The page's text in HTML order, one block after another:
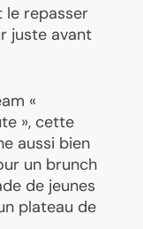
le repasser
juste avant
«
», cette
aussi bien
un brunch
de jeunes
plateau de